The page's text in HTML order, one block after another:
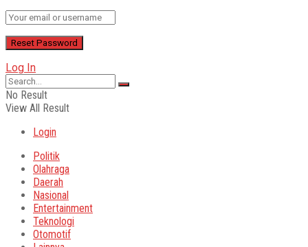
Log In
No Result
View All Result
Login
Politik
Olahraga
Daerah
Nasional
Entertainment
Teknologi
Otomotif